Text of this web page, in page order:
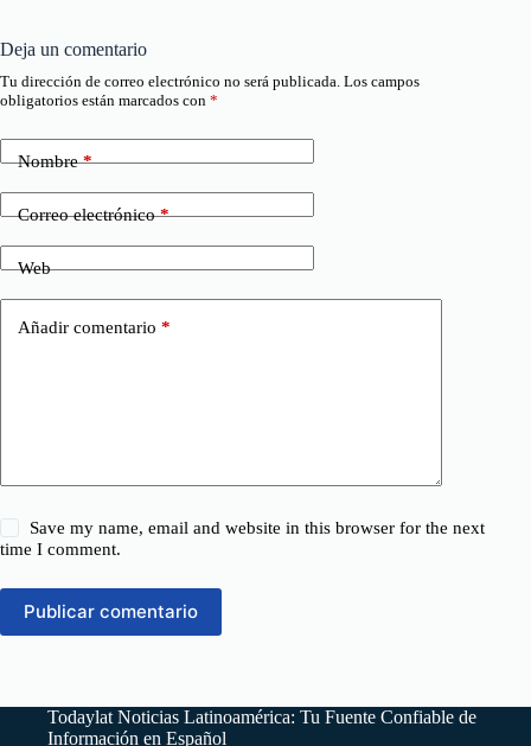
Deja un comentario
Tu dirección de correo electrónico no será publicada. Los campos
obligatorios están marcados con *
Nombre*
Correo electrónico*
Web
Añadir comentario *
Save my name, email and website in this browser for the next
time I comment.
Publicar comentario
Todaylat Noticias Latinoamérica: Tu Fuente Confiable de
Información en Español